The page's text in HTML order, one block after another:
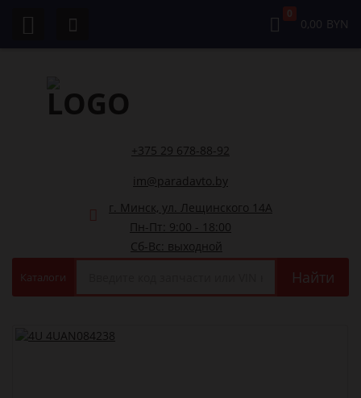
0
0,00 BYN
+375 29 678-88-92
im@paradavto.by
г. Минск, ул. Лещинского 14А
Пн-Пт: 9:00 - 18:00
Сб-Вс: выходной
Каталоги Найти